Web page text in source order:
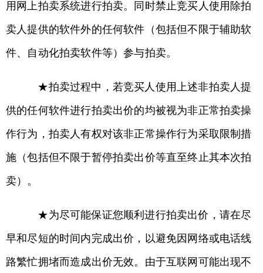
用网上拍卖系统进行拍卖。同时禁止竞买人使用除拍
卖人提供的软件外的任何软件（包括但不限于辅助软
件、自动化拍卖软件等）参与拍卖。
★拍卖过程中，若竞买人使用上述非拍卖人提
供的任何软件进行拍卖出价的均被视为非正常拍卖操
作行为，拍卖人有权对该非正常操作行为采取限制措
施（包括但不限于暂停拍卖出价等直至终止其本次拍
卖）。
★为尽可能保证您顺利进行拍卖出价，请在尽
早和尽短的时间内完成出价，以避免因网络或电话线
路繁忙拥堵而造成出价无效。由于互联网可能出现不